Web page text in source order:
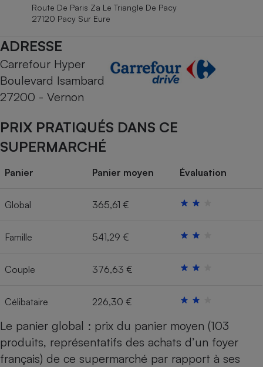
Route De Paris Za Le Triangle De Pacy
27120 Pacy Sur Eure
ADRESSE
Carrefour Hyper
Boulevard Isambard
27200 - Vernon
PRIX PRATIQUÉS DANS CE
SUPERMARCHÉ
Panier Panier moyen Évaluation
Global 365,61 €
Famille 541,29 €
Couple 376,63 €
Célibataire 226,30 €
Le panier global : prix du panier moyen (103
produits, représentatifs des achats d’un foyer
français) de ce supermarché par rapport à ses
Cafetière à expressos
Robot ménager